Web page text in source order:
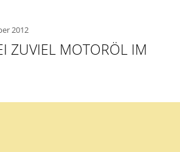
2012
ZUVIEL MOTORÖL IM